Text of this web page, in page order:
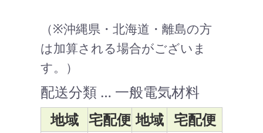
（※沖縄県・北海道・離島の方
は加算される場合がございま
す。）
配送分類 … 一般電気材料
地域 宅配便 地域 宅配便